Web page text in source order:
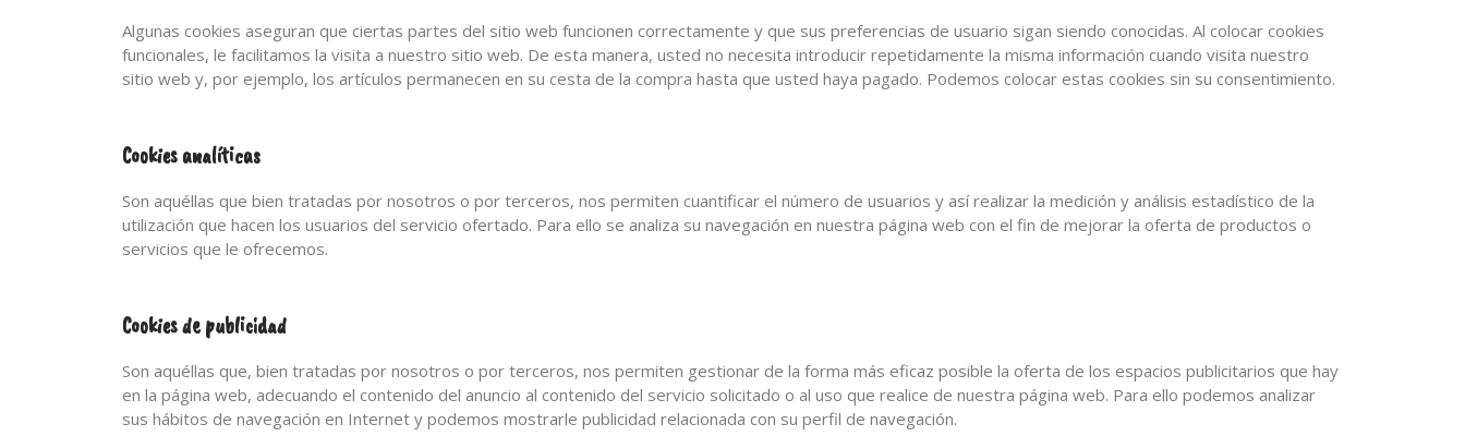
Algunas cookies aseguran que ciertas partes del sitio web funcionen correctamente y que sus preferencias de usuario sigan siendo conocidas. Al colocar cookies
funcionales, le facilitamos la visita a nuestro sitio web. De esta manera, usted no necesita introducir repetidamente la misma información cuando visita nuestro
sitio web y, por ejemplo, los artículos permanecen en su cesta de la compra hasta que usted haya pagado. Podemos colocar estas cookies sin su consentimiento.
Cookies analíticas
Son aquéllas que bien tratadas por nosotros o por terceros, nos permiten cuantificar el número de usuarios y así realizar la medición y análisis estadístico de la
utilización que hacen los usuarios del servicio ofertado. Para ello se analiza su navegación en nuestra página web con el fin de mejorar la oferta de productos o
servicios que le ofrecemos.
Cookies de publicidad
Son aquéllas que, bien tratadas por nosotros o por terceros, nos permiten gestionar de la forma más eficaz posible la oferta de los espacios publicitarios que hay
en la página web, adecuando el contenido del anuncio al contenido del servicio solicitado o al uso que realice de nuestra página web. Para ello podemos analizar
sus hábitos de navegación en Internet y podemos mostrarle publicidad relacionada con su perfil de navegación.